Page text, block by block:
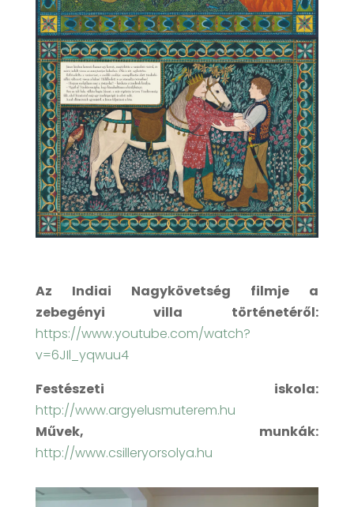
Az Indiai Nagykövetség filmje a
zebegényi villa történetéről:
https://www.youtube.com/watch?
v=6JIl_yqwuu4
Festészeti iskola:
http://www.argyelusmuterem.hu
Művek, munkák:
http://www.csilleryorsolya.hu